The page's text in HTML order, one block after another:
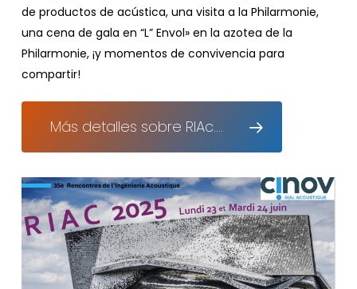
de productos de acústica, una visita a la Philarmonie,
una cena de gala en “L” Envol» en la azotea de la
Philarmonie, ¡y momentos de convivencia para
compartir!
Más detalles sobre RIAc....